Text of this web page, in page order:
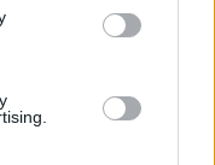
Le iniziative
nel